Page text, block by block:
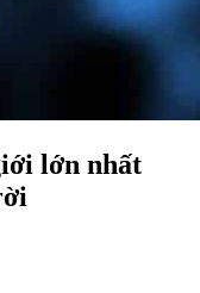
lớn nhất